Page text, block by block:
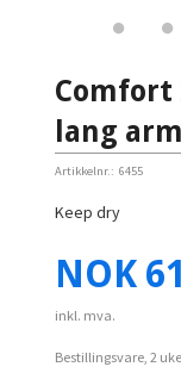
Comfort
lang arm
Artikkelnr.: 6455
Keep dry
Pris
NOK
inkl. mva.
Bestillingsvare, 2